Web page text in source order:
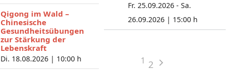
Qigong im Wald –
Chinesische
Gesundheitsübungen
zur Stärkung der
Lebenskraft
Di. 18.08.2026 | 10:00 h
Fr. 25.09.2026 - Sa.
26.09.2026 | 15:00 h
1 2